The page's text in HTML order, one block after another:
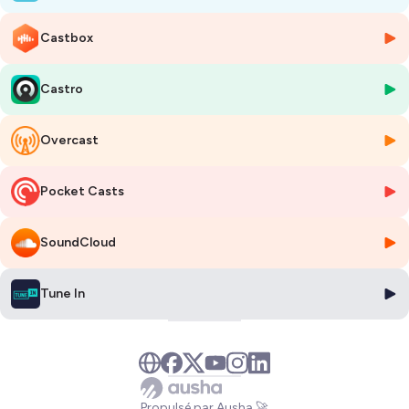
Il suit le skipper kiwi et vit sa première Volvo Ocean Race avec l’équipe
Amer Sports. Cette course autour du monde deviendra son fil rouge,
puis avec Groupama Sailing Team sur la victoire de Franck Cammas
en 2011-2012. Au total, il compte huit participations, toujours dans
des fonctions d' "operations manager", un job stratégique sur ces
évènements itinérants sur cinq continents.
Hervé Le Quilliec goûte aussi à la Coupe de l'America toujours chez
Groupama Team France aux Bermudes et Luna Rossa en Nouvelle-
Energy Observer Art Explora, le catamaran-musée imaginé par
Frédéric Jousset, qu’il accompagne dans ses escales
méditerranéennes. Partout, le même savoir-faire : trouver les sites,
organiser les flux, sécuriser les opérations.
Une épreuve devenue, au fil de sa longue carrière, un "style de vie".
Diffusé le 19 septembre 2025
Castbox
Castro
Overcast
Pocket Casts
SoundCloud
Tune In